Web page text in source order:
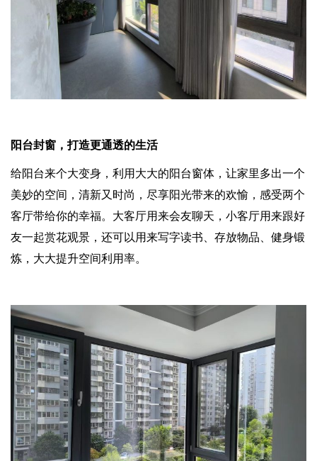
阳台封窗，打造更通透的生活
给阳台来个大变身，利用大大的阳台窗体，让家里多出一个
美妙的空间，清新又时尚，尽享阳光带来的欢愉，感受两个
客厅带给你的幸福。大客厅用来会友聊天，小客厅用来跟好
友一起赏花观景，还可以用来写字读书、存放物品、健身锻
炼，大大提升空间利用率。